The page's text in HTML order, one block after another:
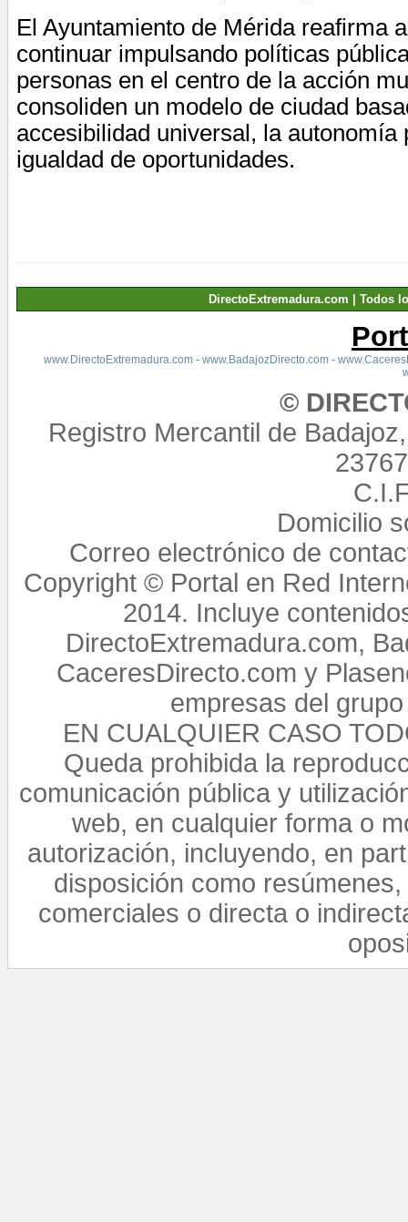
El Ayuntamiento de Mérida reafirma
continuar impulsando políticas
personas en el centro de la acción
consoliden un modelo de ciudad
accesibilidad universal, la autonomía
igualdad de oportunidades.
DirectoExtremadura.com | Todos
www.DirectoExtremadura.com- www.BadajozDirecto.com-
©
Registro Mercantil de
Domicilio
Correo electrónico de
Copyright © Portal en Red
2014. Incluye
DirectoExtremadura.com,
CaceresDirecto.com y
empresas del
EN CUALQUIER CASO
Queda prohibida la
comunicación pública y
web, en cualquier forma o
autorización, incluyendo, en
disposición como
comerciales o directa o